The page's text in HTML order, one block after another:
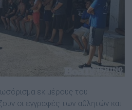
εκ μέρους του
οι εγγραφές των αθλητών και